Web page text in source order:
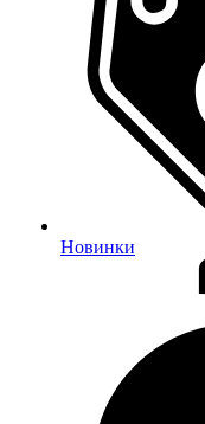
Новинки